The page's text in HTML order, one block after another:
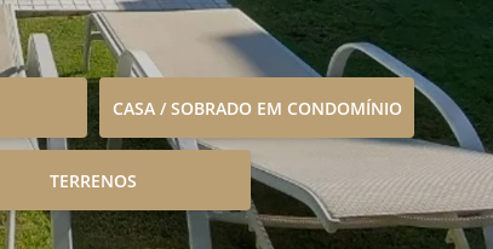
CASA / SOBRADO EM CONDOMÍNIO
TERRENOS